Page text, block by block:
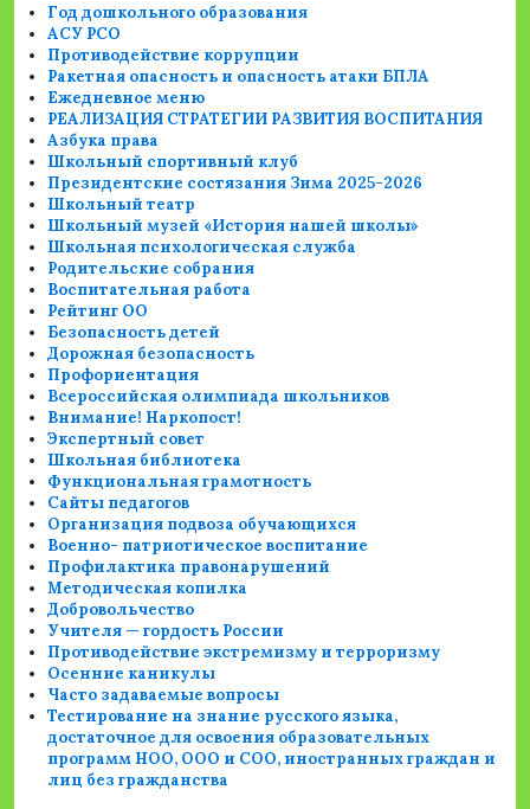
Год дошкольного образования
АСУ РСО
Противодействие коррупции
Ракетная опасность и опасность атаки БПЛА
Ежедневное меню
РЕАЛИЗАЦИЯ СТРАТЕГИИ РАЗВИТИЯ ВОСПИТАНИЯ
Азбука права
Школьный спортивный клуб
Президентские состязания Зима 2025-2026
Школьный театр
Школьный музей «История нашей школы»
Школьная психологическая служба
Родительские собрания
Воспитательная работа
Рейтинг ОО
Безопасность детей
Дорожная безопасность
Профориентация
Всероссийская олимпиада школьников
Внимание! Наркопост!
Экспертный совет
Школьная библиотека
Функциональная грамотность
Сайты педагогов
Организация подвоза обучающихся
Военно- патриотическое воспитание
Профилактика правонарушений
Методическая копилка
Добровольчество
Учителя — гордость России
Противодействие экстремизму и терроризму
Осенние каникулы
Часто задаваемые вопросы
Тестирование на знание русского языка,
достаточное для освоения образовательных
программ НОО, ООО и СОО, иностранных граждан и
лиц без гражданства